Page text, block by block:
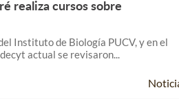
Leer Más +
realiza cursos sobre
Instituto de Biología PUCV, y en el
actual se revisaron...